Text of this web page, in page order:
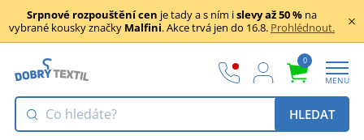
Srpnové rozpouštění cen je tady a s ním islevy až 50 % na
vybrané kousky značky Malfini. Akce trvá jen do 16.8. Prohlédnout.
0
MENU
HLEDAT